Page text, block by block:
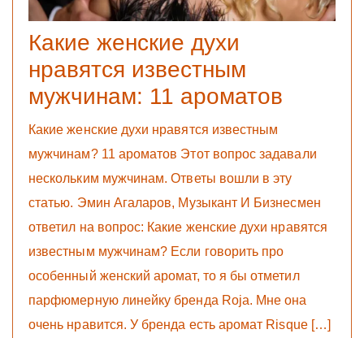
Какие женские духи
нравятся известным
мужчинам: 11 ароматов
Какие женские духи нравятся известным
мужчинам? 11 ароматов Этот вопрос задавали
нескольким мужчинам. Ответы вошли в эту
статью. Эмин Агаларов, Музыкант И Бизнесмен
ответил на вопрос: Какие женские духи нравятся
известным мужчинам? Если говорить про
особенный женский аромат, то я бы отметил
парфюмерную линейку бренда Roja. Мне она
очень нравится. У бренда есть аромат Risque […]